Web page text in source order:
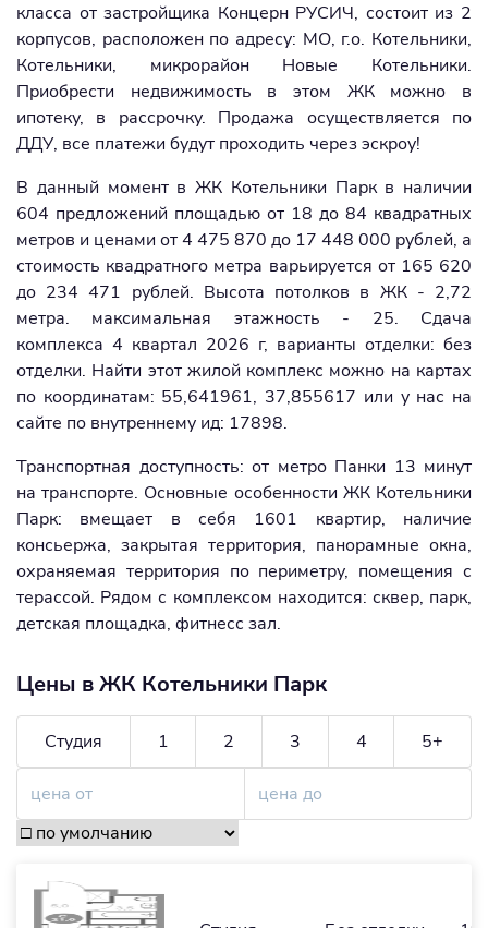
класса от застройщика Концерн РУСИЧ, состоит из 2
корпусов, расположен по адресу: МО, г.о. Котельники,
Котельники, микрорайон Новые Котельники.
Приобрести недвижимость в этом ЖК можно в
ипотеку, в рассрочку. Продажа осуществляется по
ДДУ, все платежи будут проходить через эскроу!
В данный момент в ЖК Котельники Парк в наличии
604 предложений площадью от 18 до 84 квадратных
метров и ценами от 4 475 870 до 17 448 000 рублей, а
стоимость квадратного метра варьируется от 165 620
до 234 471 рублей. Высота потолков в ЖК - 2,72
метра. максимальная этажность - 25. Сдача
комплекса 4 квартал 2026 г, варианты отделки: без
отделки. Найти этот жилой комплекс можно на картах
по координатам: 55,641961, 37,855617 или у нас на
сайте по внутреннему ид: 17898.
Транспортная доступность: от метро Панки 13 минут
на транспорте. Основные особенности ЖК Котельники
Парк: вмещает в себя 1601 квартир, наличие
консьержа, закрытая территория, панорамные окна,
охраняемая территория по периметру, помещения с
терассой. Рядом с комплексом находится: сквер, парк,
детская площадка, фитнесс зал.
Цены в ЖК Котельники Парк
Студия 1 2 3 4 5+